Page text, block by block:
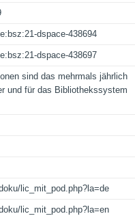
dspace-438694
dspace-438697
sind das mehrmals jährlich
und für das Bibliothekssystem
lic_mit_pod.php?la=de
lic_mit_pod.php?la=en